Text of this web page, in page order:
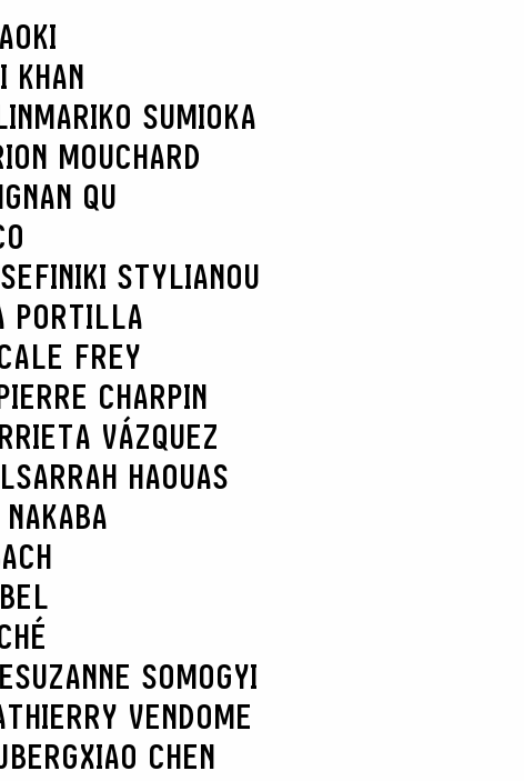
KHAN
MARIKO SUMIOKA
MOUCHARD
QU
NIKI STYLIANOU
PORTILLA
FREY
CHARPIN
VÁZQUEZ
SARRAH HAOUAS
SUZANNE SOMOGYI
THIERRY VENDOME
XIAO CHEN